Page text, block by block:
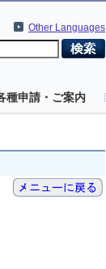
Other Languages
種申請・ご案内